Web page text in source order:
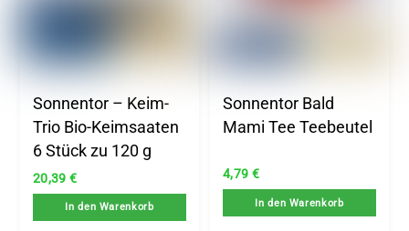
Sonnentor – Keim-
Trio Bio-Keimsaaten
6 Stück zu 120 g
20,39 €
In den Warenkorb
Sonnentor Bald
Mami Tee Teebeutel
4,79 €
In den Warenkorb